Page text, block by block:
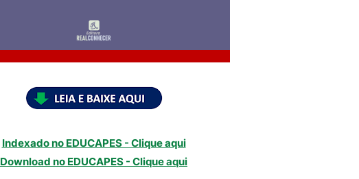
Indexado no EDUCAPES - Clique aqui
Download no EDUCAPES - Clique aqui